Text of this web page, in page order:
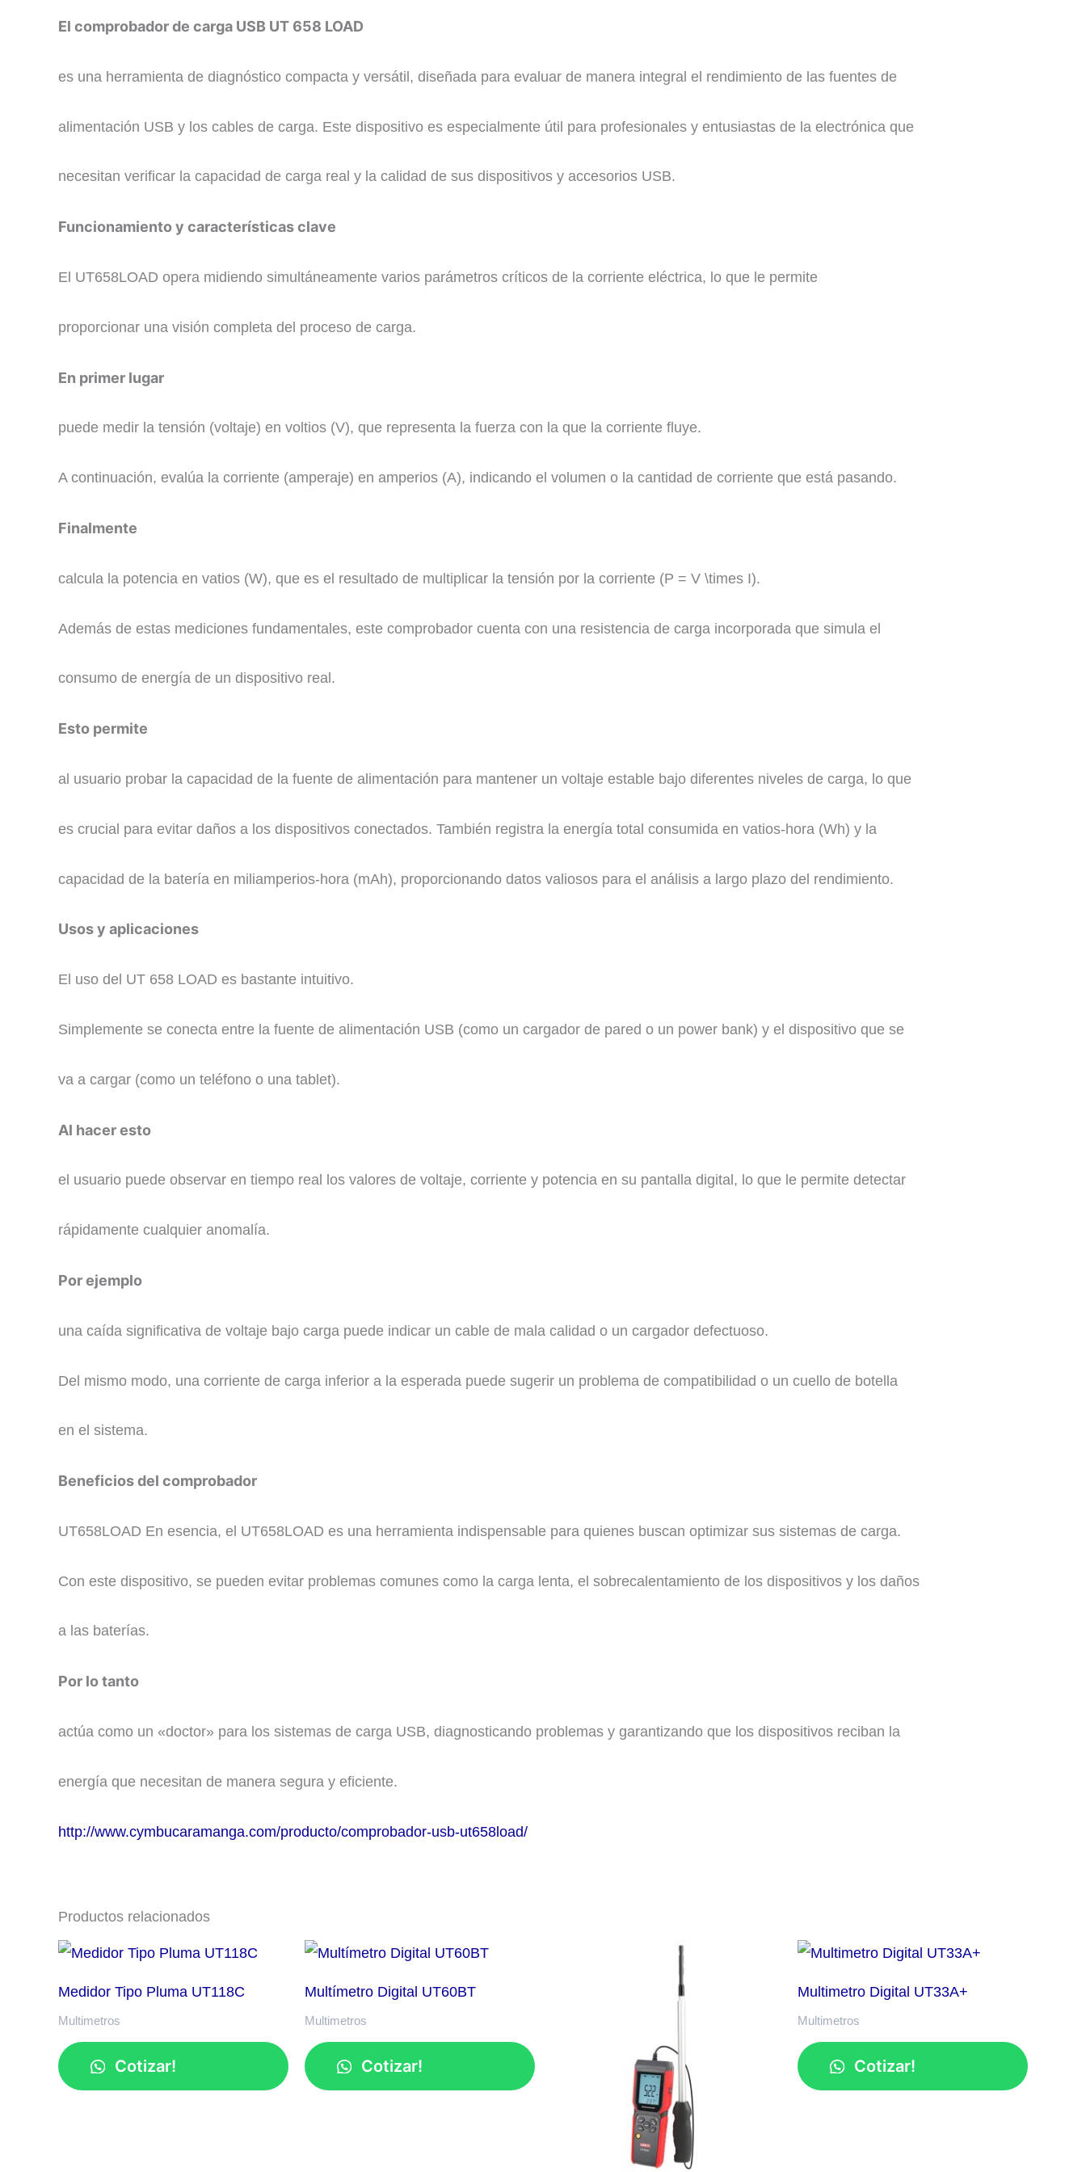
El comprobador de carga USB UT 658 LOAD
es una herramienta de diagnóstico compacta y versátil, diseñada para evaluar de manera integral el rendimiento de las fuentes de
alimentación USB y los cables de carga. Este dispositivo es especialmente útil para profesionales y entusiastas de la electrónica que
necesitan verificar la capacidad de carga real y la calidad de sus dispositivos y accesorios USB.
​Funcionamiento y características clave
El UT658LOAD opera midiendo simultáneamente varios parámetros críticos de la corriente eléctrica, lo que le permite
proporcionar una visión completa del proceso de carga.
En primer lugar
puede medir la tensión (voltaje) en voltios (V), que representa la fuerza con la que la corriente fluye.
A continuación, evalúa la corriente (amperaje) en amperios (A), indicando el volumen o la cantidad de corriente que está pasando.
Finalmente
calcula la potencia en vatios (W), que es el resultado de multiplicar la tensión por la corriente (P = V \times I). ​
Además de estas mediciones fundamentales, este comprobador cuenta con una resistencia de carga incorporada que simula el
consumo de energía de un dispositivo real.
Esto permite
al usuario probar la capacidad de la fuente de alimentación para mantener un voltaje estable bajo diferentes niveles de carga, lo que
es crucial para evitar daños a los dispositivos conectados. También registra la energía total consumida en vatios-hora (Wh) y la
capacidad de la batería en miliamperios-hora (mAh), proporcionando datos valiosos para el análisis a largo plazo del rendimiento. ​
Usos y aplicaciones
El uso del UT 658 LOAD es bastante intuitivo.
Simplemente se conecta entre la fuente de alimentación USB (como un cargador de pared o un power bank) y el dispositivo que se
va a cargar (como un teléfono o una tablet).
Al hacer esto
el usuario puede observar en tiempo real los valores de voltaje, corriente y potencia en su pantalla digital, lo que le permite detectar
rápidamente cualquier anomalía.
Por ejemplo
una caída significativa de voltaje bajo carga puede indicar un cable de mala calidad o un cargador defectuoso.
Del mismo modo, una corriente de carga inferior a la esperada puede sugerir un problema de compatibilidad o un cuello de botella
en el sistema. ​
Beneficios del comprobador
UT658LOAD ​En esencia, el UT658LOAD es una herramienta indispensable para quienes buscan optimizar sus sistemas de carga.
Con este dispositivo, se pueden evitar problemas comunes como la carga lenta, el sobrecalentamiento de los dispositivos y los daños
a las baterías.
Por lo tanto
actúa como un «doctor» para los sistemas de carga USB, diagnosticando problemas y garantizando que los dispositivos reciban la
energía que necesitan de manera segura y eficiente.
http://www.cymbucaramanga.com/producto/comprobador-usb-ut658load/
Productos relacionados
Medidor Tipo Pluma UT118C
Multimetros
Cotizar!
Multímetro Digital UT60BT
Multimetros
Cotizar!
Multimetro Digital UT33A+
Multimetros
Cotizar!